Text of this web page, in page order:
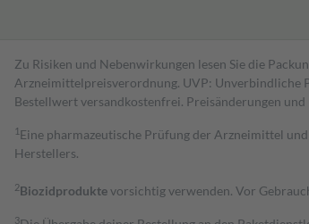
Zu Risiken und Nebenwirkungen lesen Sie die
Arzneimittelpreisverordnung. UVP: Unverbindliche
Bestell­wert versand­kosten­frei. Preisänderungen
1 Eine pharmazeutische Prüfung der Arzneimittel
Herstellers.
2Biozidproduktevorsichtig verwenden. Vor
3